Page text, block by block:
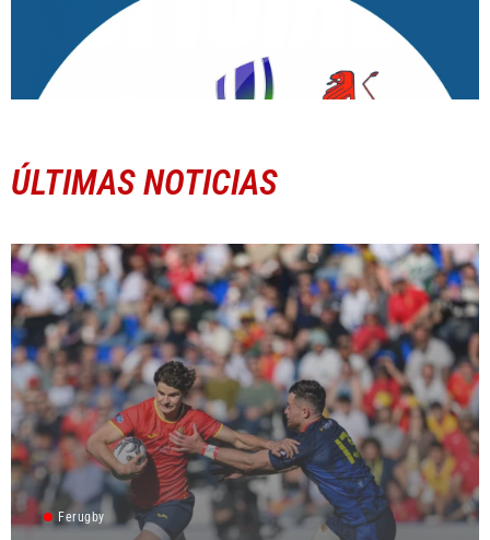
ÚLTIMAS NOTICIAS
Ferugby